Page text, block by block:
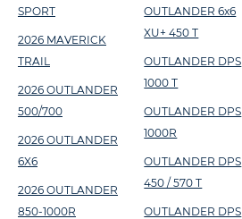
SPORT
2026 MAVERICK
TRAIL
2026 OUTLANDER
500/700
2026 OUTLANDER
6X6
2026 OUTLANDER
850-1000R
OUTLANDER 6x6
XU+ 450 T
OUTLANDER DPS
1000 T
OUTLANDER DPS
1000R
OUTLANDER DPS
450 / 570 T
OUTLANDER DPS